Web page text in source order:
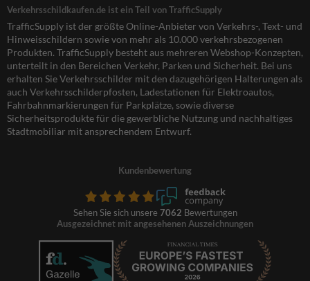
Verkehrsschildkaufen.de ist ein Teil von TrafficSupply
TrafficSupply ist der größte Online-Anbieter von Verkehrs-, Text- und
Hinweisschildern sowie von mehr als 10.000 verkehrsbezogenen
Produkten. TrafficSupply besteht aus mehreren Webshop-Konzepten,
unterteilt in den Bereichen Verkehr, Parken und Sicherheit. Bei uns
erhalten Sie Verkehrsschilder mit den dazugehörigen Halterungen als
auch Verkehrsschilderpfosten, Ladestationen für Elektroautos,
Fahrbahnmarkierungen für Parkplätze, sowie diverse
Sicherheitsprodukte für die gewerbliche Nutzung und nachhaltiges
Stadtmobiliar mit ansprechendem Entwurf.
Kundenbewertung
Sehen Sie sich unsere 7062 Bewertungen
Ausgezeichnet mit angesehenen Auszeichnungen